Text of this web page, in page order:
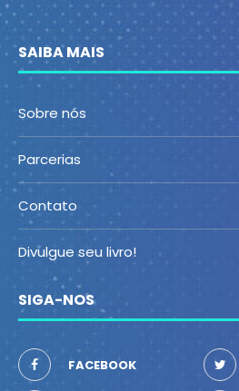
SAIBA MAIS
Sobre nós
Parcerias
Contato
Divulgue seu livro!
SIGA-NOS
FACEBOOK